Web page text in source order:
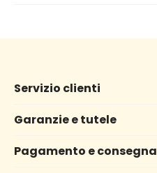
Servizio clienti
Garanzie e tutele
Pagamento e consegna